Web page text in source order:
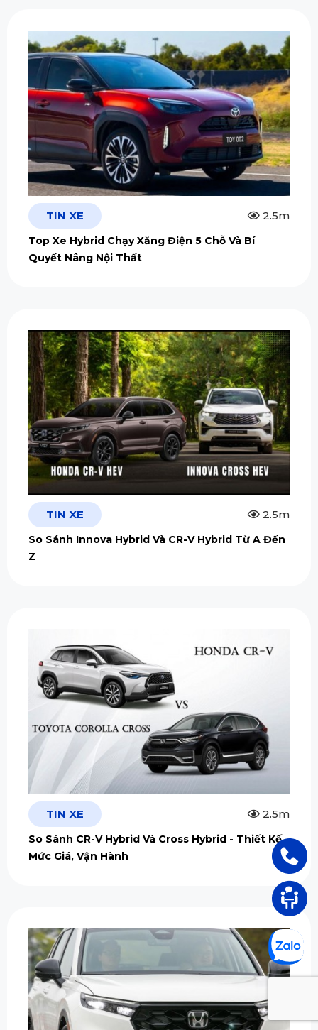
TIN XE 2.5m
Top Xe Hybrid Chạy Xăng Điện 5 Chỗ Và Bí
Quyết Nâng Nội Thất
TIN XE 2.5m
So Sánh Innova Hybrid Và CR-V Hybrid Từ A Đến
Z
TIN XE 2.5m
So Sánh CR-V Hybrid Và Cross Hybrid - Thiết Kế,
Mức Giá, Vận Hành